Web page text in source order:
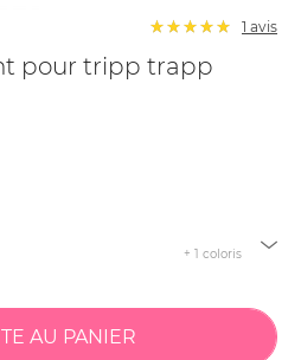
1 avis
pour tripp trapp
+ 1 coloris